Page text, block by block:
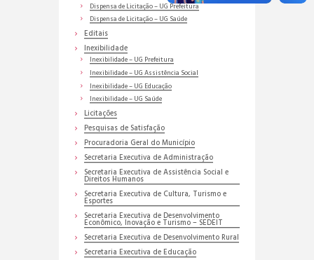
Dispensa de Licitação – UG Prefeitura
Dispensa de Licitação – UG Saúde
Editais
Inexibilidade
Inexibilidade – UG Prefeitura
Inexibilidade – UG Assistência Social
Inexibilidade – UG Educação
Inexibilidade – UG Saúde
Licitações
Pesquisas de Satisfação
Procuradoria Geral do Município
Secretaria Executiva de Administração
Secretaria Executiva de Assistência Social e
Direitos Humanos
Secretaria Executiva de Cultura, Turismo e
Esportes
Secretaria Executiva de Desenvolvimento
Econômico, Inovação e Turismo – SEDEIT
Secretaria Executiva de Desenvolvimento Rural
Secretaria Executiva de Educação